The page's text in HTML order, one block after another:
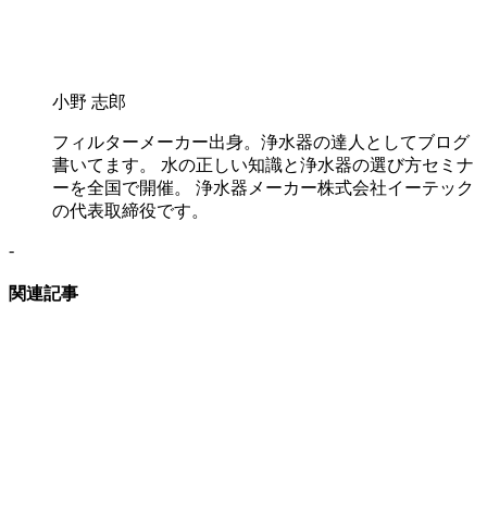
小野 志郎
フィルターメーカー出身。浄水器の達人としてブログ
書いてます。 水の正しい知識と浄水器の選び方セミナ
ーを全国で開催。 浄水器メーカー株式会社イーテック
の代表取締役です。
-
関連記事